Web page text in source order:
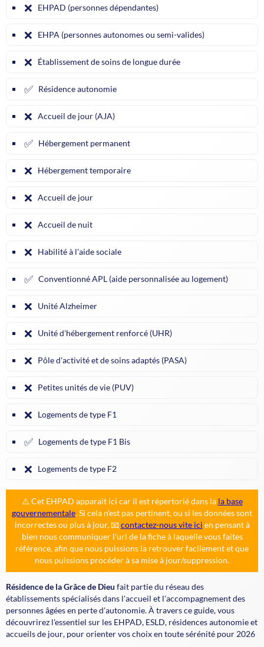
❌ EHPAD (personnes dépendantes)
❌ EHPA (personnes autonomes ou semi-valides)
❌ Établissement de soins de longue durée
✅ Résidence autonomie
❌ Accueil de jour (AJA)
✅ Hébergement permanent
❌ Hébergement temporaire
❌ Accueil de jour
❌ Accueil de nuit
❌ Habilité à l'aide sociale
✅ Conventionné APL (aide personnalisée au logement)
❌ Unité Alzheimer
❌ Unité d'hébergement renforcé (UHR)
❌ Pôle d'activité et de soins adaptés (PASA)
❌ Petites unités de vie (PUV)
❌ Logements de type F1
✅ Logements de type F1 Bis
❌ Logements de type F2
⚠️ Cet EHPAD apparait ici car il est répertorié dans la la base
gouvernementale. Si cela n'est pas pertinent, ou si les données sont
incorrectes ou plus à jour, 📧contactez-nous vite ici en pensant à
bien nous communiquer l'url de la fiche à laquelle vous faites
référence, afin que nous puissions la retrouver facilement et que
nous puissions procéder à sa mise à jour/suppression.
Résidence de la Grâce de Dieu fait partie du réseau des
établissements spécialisés dans l'accueil et l'accompagnement des
personnes âgées en perte d'autonomie. À travers ce guide, vous
découvrirez l'essentiel sur les EHPAD, ESLD, résidences autonomieet
accueils de jour, pour orienter vos choix en toute sérénité pour 2026